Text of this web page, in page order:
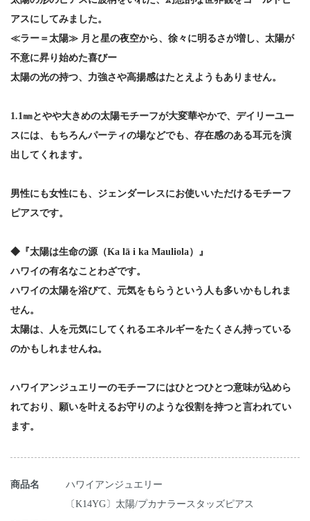
アスにしてみました。
≪ラー＝太陽≫ 月と星の夜空から、徐々に明るさが増し、太陽が
不意に昇り始めた喜びー
太陽の光の持つ、力強さや高揚感はたとえようもありません。
1.1㎜とやや大きめの太陽モチーフが大変華やかで、デイリーユー
スには、もちろんパーティの場などでも、存在感のある耳元を演
出してくれます。
男性にも女性にも、ジェンダーレスにお使いいただけるモチーフ
ピアスです。
◆『太陽は生命の源（Ka lā i ka Mauliola）』
ハワイの有名なことわざです。
ハワイの太陽を浴びて、元気をもらうという人も多いかもしれま
せん。
太陽は、人を元気にしてくれるエネルギーをたくさん持っている
のかもしれませんね。
ハワイアンジュエリーのモチーフにはひとつひとつ意味が込めら
れており、願いを叶えるお守りのような役割を持つと言われてい
ます。
商品名
ハワイアンジュエリー
〔K14YG〕太陽/プカナラースタッズピアス